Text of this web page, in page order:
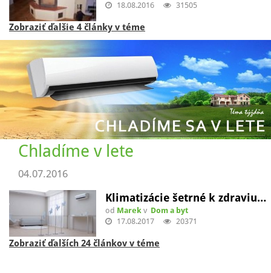
18.08.2016
31505
Zobraziť ďalšie 4 články v téme
Chladíme v lete
04.07.2016
Klimatizácie šetrné k zdraviu…
od Marek v Dom a byt
17.08.2017
20371
Zobraziť ďalších 24 článkov v téme